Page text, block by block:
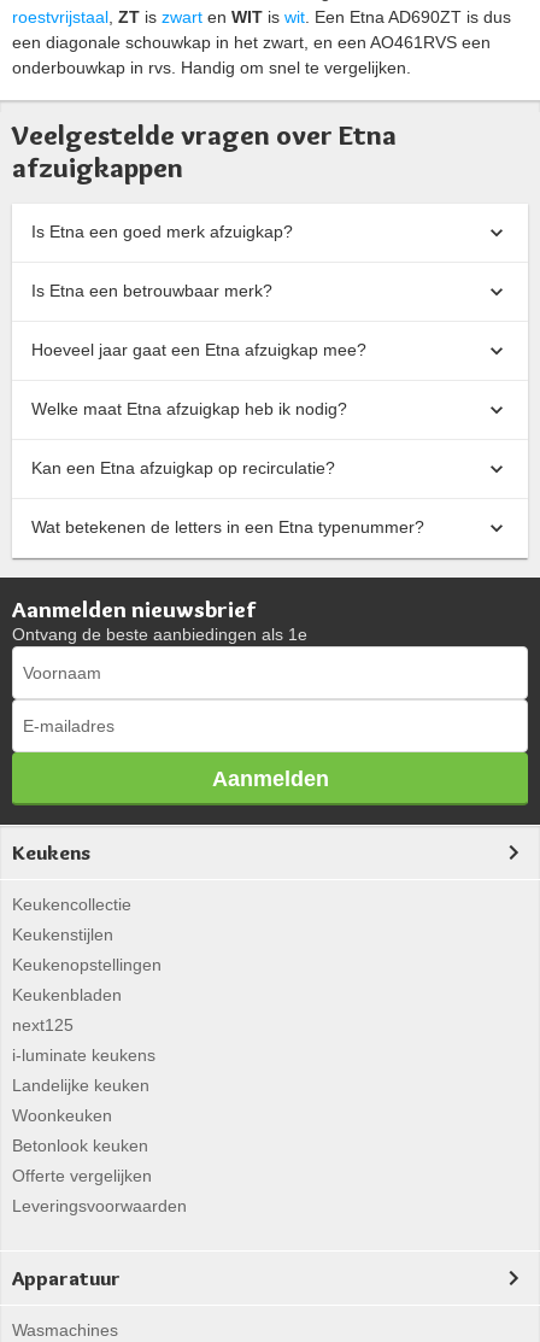
roestvrijstaal ZT is zwart en WIT is wit . Een Etna AD690ZT is dus
een diagonale schouwkap in het zwart, en een AO461RVS een
onderbouwkap in rvs. Handig om snel te vergelijken.
Veelgestelde vragen over Etna
afzuigkappen
Is Etna een goed merk afzuigkap?
Is Etna een betrouwbaar merk?
Hoeveel jaar gaat een Etna afzuigkap mee?
Welke maat Etna afzuigkap heb ik nodig?
Kan een Etna afzuigkap op recirculatie?
Wat betekenen de letters in een Etna typenummer?
Aanmelden nieuwsbrief
Ontvang de beste aanbiedingen als 1e
Aanmelden
Keukens
Keukencollectie
Keukenstijlen
Keukenopstellingen
Keukenbladen
next125
i-luminate keukens
Landelijke keuken
Woonkeuken
Betonlook keuken
Offerte vergelijken
Leveringsvoorwaarden
Apparatuur
Wasmachines